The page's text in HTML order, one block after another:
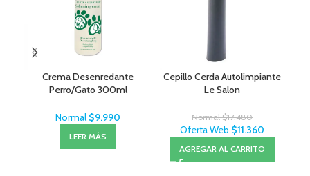
Crema Desenredante
Perro/Gato 300ml
Normal $9.990
LEER MÁS
Cepillo Cerda Autolimpiante
Le Salon
Normal$17.480
Oferta Web $11.360
AGREGAR AL CARRITO